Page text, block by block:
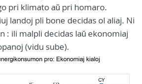
pri klimato aŭ pri homaro.
landoj pli bone decidas ol aliaj. Ni
: ili malpli decidas laŭ ekonomiaj
(vidu sube).